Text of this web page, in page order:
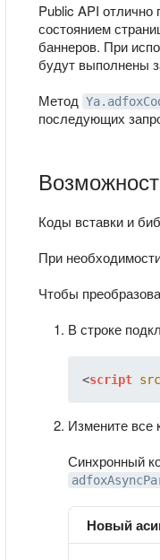
Public API
состоянием
баннеров. При
будут выполнены
Метод
последующих
Коды вставки и
При
Чтобы
В строке
<script src
Измените все
Синхронный
Новый